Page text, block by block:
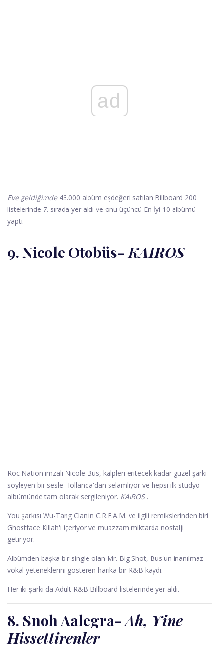
ad
Eve geldiğimde43.000 albüm eşdeğeri satılan Billboard 200
listelerinde 7. sırada yer aldı ve onu üçüncü En İyi 10 albümü
yaptı.
9. Nicole Otobüs-KAIROS
Roc Nation imzalı Nicole Bus, kalpleri eritecek kadar güzel şarkı
söyleyen bir sesle Hollanda'dan selamlıyor ve hepsi ilk stüdyo
albümünde tam olarak sergileniyor. KAIROS.
You şarkısı Wu-Tang Clan’ın C.R.E.A.M. ve ilgili remikslerinden biri
Ghostface Killah'ı içeriyor ve muazzam miktarda nostalji
getiriyor.
Albümden başka bir single olan Mr. Big Shot, Bus'un inanılmaz
vokal yeteneklerini gösteren harika bir R&B kaydı.
Her iki şarkı da Adult R&B Billboard listelerinde yer aldı.
8. Snoh ​​Aalegra-Ah, Yine
Hissettirenler